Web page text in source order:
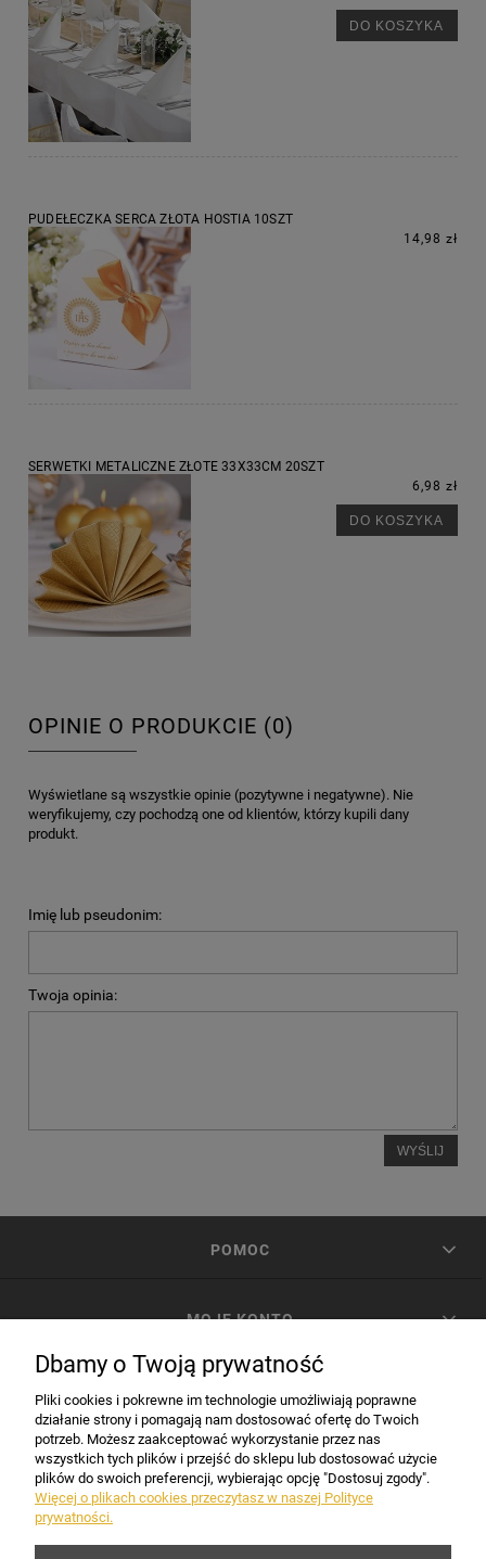
DO KOSZYKA
PUDEŁECZKA SERCA ZŁOTA HOSTIA 10SZT
14,98 zł
SERWETKI METALICZNE ZŁOTE 33X33CM 20SZT
6,98 zł
DO KOSZYKA
OPINIE O PRODUKCIE (0)
Wyświetlane są wszystkie opinie (pozytywne i negatywne). Nie
weryfikujemy, czy pochodzą one od klientów, którzy kupili dany
produkt.
Imię lub pseudonim:
Twoja opinia:
WYŚLIJ
POMOC
MOJE KONTO
INFORMACJE
Dbamy o Twoją prywatność
Pliki cookies i pokrewne im technologie umożliwiają poprawne
działanie strony i pomagają nam dostosować ofertę do Twoich
potrzeb. Możesz zaakceptować wykorzystanie przez nas
wszystkich tych plików i przejść do sklepu lub dostosować użycie
plików do swoich preferencji, wybierając opcję "Dostosuj zgody".
Więcej o plikach cookies przeczytasz w naszej Polityce
prywatności.